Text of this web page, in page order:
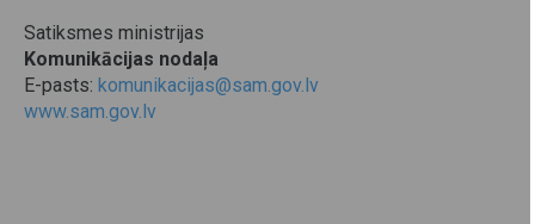
Satiksmes ministrijas
Komunikācijas nodaļa
E-pasts: komunikacijas@sam.gov.lv
www.sam.gov.lv